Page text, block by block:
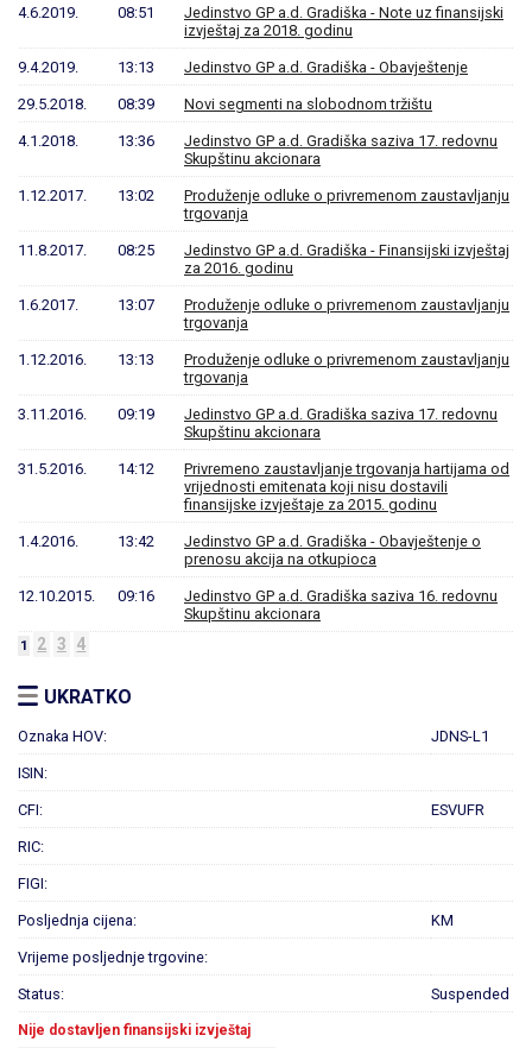
4.6.2019. 08:51
Jedinstvo GP a.d. Gradiška - Note uz finansijski
izvještaj za 2018. godinu
9.4.2019. 13:13 Jedinstvo GP a.d. Gradiška - Obavještenje
29.5.2018. 08:39 Novi segmenti na slobodnom tržištu
4.1.2018. 13:36
Jedinstvo GP a.d. Gradiška saziva 17. redovnu
Skupštinu akcionara
1.12.2017. 13:02
Produženje odluke o privremenom zaustavljanju
trgovanja
11.8.2017. 08:25
Jedinstvo GP a.d. Gradiška - Finansijski izvještaj
za 2016. godinu
1.6.2017. 13:07
Produženje odluke o privremenom zaustavljanju
trgovanja
1.12.2016. 13:13
Produženje odluke o privremenom zaustavljanju
trgovanja
3.11.2016. 09:19
Jedinstvo GP a.d. Gradiška saziva 17. redovnu
Skupštinu akcionara
31.5.2016. 14:12
Privremeno zaustavljanje trgovanja hartijama od
vrijednosti emitenata koji nisu dostavili
finansijske izvještaje za 2015. godinu
1.4.2016. 13:42
Jedinstvo GP a.d. Gradiška - Obavještenje o
prenosu akcija na otkupioca
12.10.2015. 09:16
Jedinstvo GP a.d. Gradiška saziva 16. redovnu
Skupštinu akcionara
1 2 3 4
UKRATKO
Oznaka HOV: JDNS-L1
ISIN:
CFI: ESVUFR
RIC:
FIGI:
Posljednja cijena: KM
Vrijeme posljednje trgovine:
Status: Suspended
Nije dostavljen finansijski izvještaj